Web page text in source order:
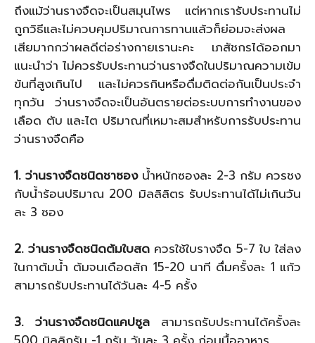
ถึงแม้ว่านรางจืดจะเป็นสมุนไพร แต่หากเรารับประทานไม่
ถูกวิธีและไม่ควบคุมปริมาณการทานแล้วก็ย่อมจะส่งผล
เสียมากกว่าผลดีต่อร่างกายเรานะคะ เภสัชกรได้ออกมา
แนะนำว่า ไม่ควรรับประทานว่านรางจืดในปริมาณความเข้ม
ข้นที่สูงเกินไป และไม่ควรกินหรือดื่มติดต่อกันเป็นประจำ
ทุกวัน ว่านรางจืดจะเป็นอันตรายต่อระบบการทำงานของ
เลือด ตับ และไต ปริมาณที่เหมาะสมสำหรับการรับประทาน
ว่านรางจืดคือ
1. ว่านรางจืดชนิดชาซองน้ำหนักซองละ 2-3 กรัม ควรชง
กับน้ำร้อนปริมาณ 200 มิลลิลิตร รับประทานได้ไม่เกินวัน
ละ 3 ซอง
2. ว่านรางจืดชนิดต้มใบสด ควรใช้ใบรางจืด 5-7 ใบ ใส่ลง
ในกาต้มน้ำ ต้มจนเดือดสัก 15-20 นาที ดื่มครั้งละ 1 แก้ว
สามารถรับประทานได้วันละ 4-5 ครั้ง
3. ว่านรางจืดชนิดแคปซูล สามารถรับประทานได้ครั้งละ